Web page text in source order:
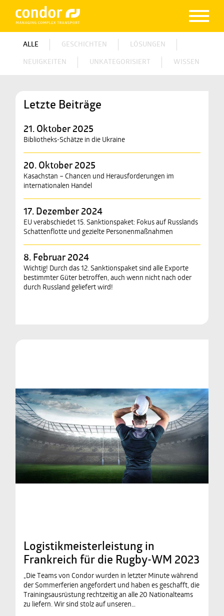
ALLE GESCHICHTEN LÖSUNGEN
NEUIGKEITEN UNKATEGORISIERT WISSEN
Letzte Beiträge
21. Oktober 2025
Bibliotheks-Schätze in die Ukraine
20. Oktober 2025
Kasachstan – Chancen und Herausforderungen im
internationalen Handel
17. Dezember 2024
EU verabschiedet 15. Sanktionspaket: Fokus auf Russlands
Schattenflotte und gezielte Personenmaßnahmen
8. Februar 2024
Wichtig! Durch das 12. Sanktionspaket sind alle Exporte
bestimmter Güter betroffen, auch wenn nicht nach oder
durch Russland geliefert wird!
Logistikmeisterleistung in
Frankreich für die Rugby-WM 2023
„Die Teams von Condor wurden in letzter Minute während
der Sommerferien angefordert und haben es geschafft, die
Trainingsausrüstung rechtzeitig an alle 20 Nationalteams
zu liefern. Wir sind stolz auf unseren…